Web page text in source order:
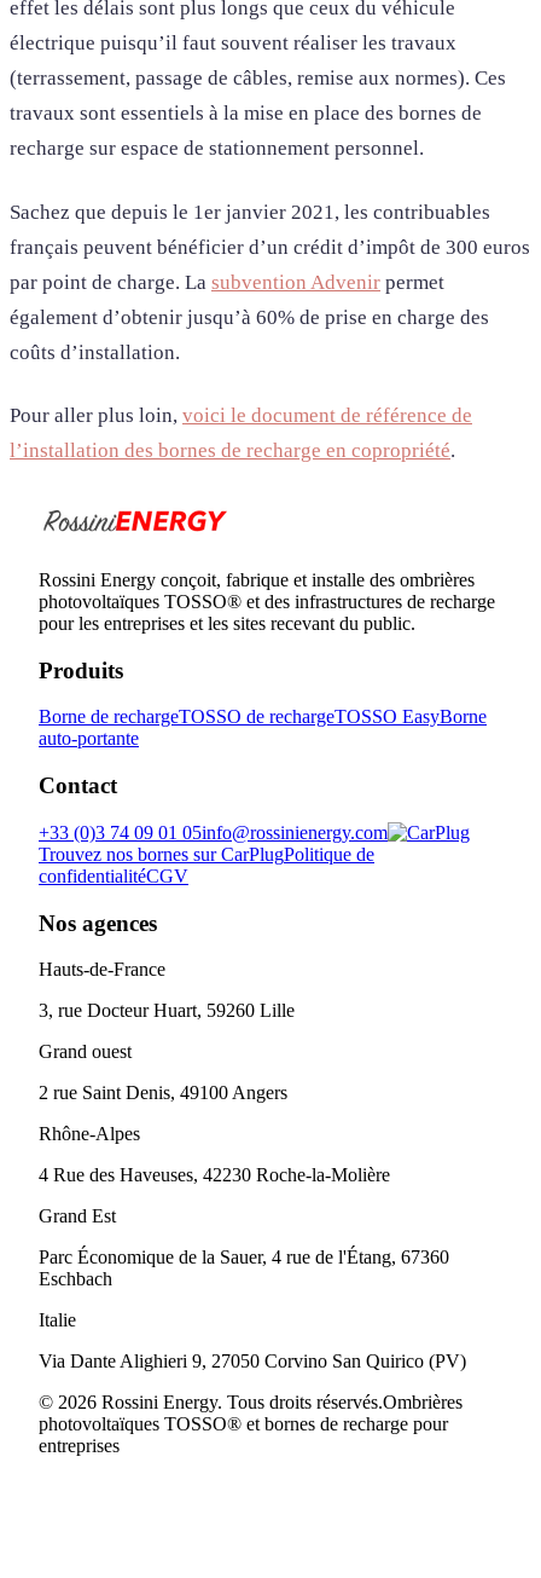
effet les délais sont plus longs que ceux du véhicule
électrique puisqu’il faut souvent réaliser les travaux
(terrassement, passage de câbles, remise aux normes). Ces
travaux sont essentiels à la mise en place des bornes de
recharge sur espace de stationnement personnel.
Sachez que depuis le 1er janvier 2021, les contribuables
français peuvent bénéficier d’un crédit d’impôt de 300 euros
par point de charge. La subvention Advenir permet
également d’obtenir jusqu’à 60% de prise en charge des
coûts d’installation.
Pour aller plus loin, voici le document de référence de
l’installation des bornes de recharge en copropriété.
Rossini Energy conçoit, fabrique et installe des ombrières
photovoltaïques TOSSO® et des infrastructures de recharge
pour les entreprises et les sites recevant du public.
Produits
Borne de rechargeTOSSO de rechargeTOSSO EasyBorne
auto-portante
Contact
+33 (0)3 74 09 01 05info@rossinienergy.com
Trouvez nos bornes sur CarPlugPolitique de
confidentialitéCGV
Nos agences
Hauts-de-France
3, rue Docteur Huart, 59260 Lille
Grand ouest
2 rue Saint Denis, 49100 Angers
Rhône-Alpes
4 Rue des Haveuses, 42230 Roche-la-Molière
Grand Est
Parc Économique de la Sauer, 4 rue de l'Étang, 67360
Eschbach
Italie
Via Dante Alighieri 9, 27050 Corvino San Quirico (PV)
© 2026 Rossini Energy. Tous droits réservés.Ombrières
photovoltaïques TOSSO® et bornes de recharge pour
entreprises